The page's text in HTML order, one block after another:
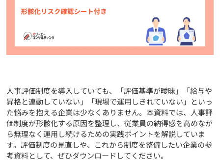
人事評価制度を導入していても、「評価基準が曖昧」「給与や
昇格と連動していない」「現場で運用しきれていない」といっ
た悩みを抱える企業は少なくありません。本資料では、人事評
価制度が形骸化する原因を整理し、従業員の納得感を高めなが
ら無理なく運用し続けるための実践ポイントを解説していま
す。評価制度の見直しや、これから制度を整備したい企業の参
考資料として、ぜひダウンロードしてください。